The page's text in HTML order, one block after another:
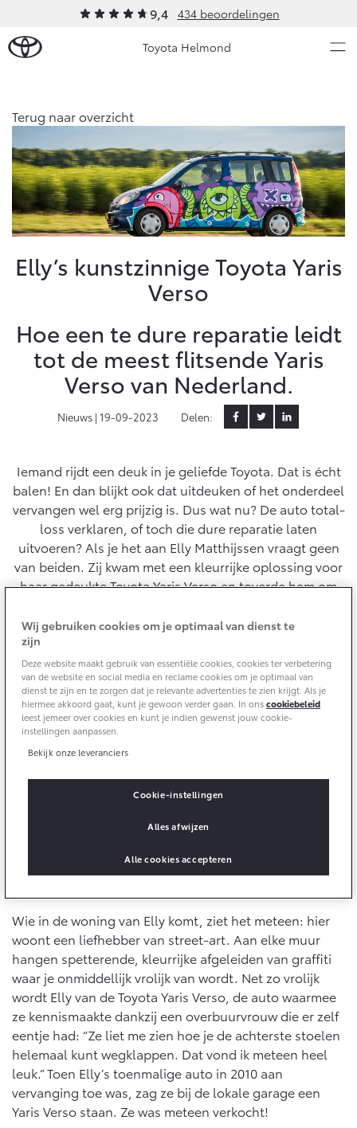
9,4 434 beoordelingen
Toyota Helmond
Ons bedrijf
Ons bedrijf
Contact en Route
Vacatures
Klantbeoordelingen
Modellen
Aygo X
HYBRIDE
Vanaf € 23.750,-
Yaris
HYBRIDE
Vanaf € 27.195,-
Yaris Cross
Vanaf € 31.895,-
Urban Cruiser
Vanaf € 32.995,-
Corolla Hatchback
HYBRIDE
Vanaf € 33.495,-
Corolla Touring Sports
HYBRIDE
Vanaf € 35.495,-
Corolla Cross
Vanaf € 39.995,-
HYBRIDE
Vanaf € 36.495,-
Toyota C-HR+
Vanaf € 37.995,-
RAV4
Vanaf € 49.995,-
bZ4X
bZ4X Touring
Occasions
Service & Onderhoud
Werkplaatsafspraak
Onderhoud op Maat
Airco check
Vakantiecheck
Hybride Zekerheid Controle
Toyota handleidingen
Toyota Service Informatie (SIL)
Toyota Pechhulp
Schade & Glasherstel
10 jaar Toyota garantie
10 jaar batterijgarantie
Toyota fabrieksgarantie
Onderdelen & Accessoires
Connected
Connected Services
MyToyota login
MyToyota App
Abonnementen
Multimedia
Connected check
Navigatie updates
Diensten
Bereken je maandbedrag
Private Lease voor ZZP
Financieren
Toyota Betaalplan
Oplaadservice
Thuislaadpakketten
Laadpas
Energie en slim laden
Toyota Autoverzekering
Toyota voor de zaak
Leaserijder
ZZP
Wagenparkbeheer
Leasen
Financial Lease
Operational Lease
Bedrijfswagens
Bedrijfswagens op maat
Contact en Route
Schade melden
Bekijk de verwachte modellen
Terug naar overzicht
Elly’s kunstzinnige Toyota Yaris
Verso
Hoe een te dure reparatie leidt
tot de meest flitsende Yaris
Verso van Nederland.
Nieuws | 19-09-2023 Delen:
Iemand rijdt een deuk in je geliefde Toyota. Dat is écht
balen! En dan blijkt ook dat uitdeuken of het onderdeel
vervangen wel erg prijzig is. Dus wat nu? De auto total-
loss verklaren, of toch die dure reparatie laten
uitvoeren? Als je het aan Elly Matthijssen vraagt geen
van beiden. Zij kwam met een kleurrijke oplossing voor
haar gedeukte Toyota Yaris Verso en toverde hem om
Kunstliefhebber
Wie in de woning van Elly komt, ziet het meteen: hier
woont een liefhebber van street-art. Aan elke muur
hangen spetterende, kleurrijke afgeleiden van graffiti
waar je onmiddellijk vrolijk van wordt. Net zo vrolijk
wordt Elly van de Toyota Yaris Verso, de auto waarmee
ze kennismaakte dankzij een overbuurvrouw die er zelf
eentje had: “Ze liet me zien hoe je de achterste stoelen
helemaal kunt wegklappen. Dat vond ik meteen heel
leuk.” Toen Elly’s toenmalige auto in 2010 aan
vervanging toe was, zag ze bij de lokale garage een
Yaris Verso staan. Ze was meteen verkocht!
Wij gebruiken cookies om je optimaal van dienst te
zijn
Deze website maakt gebruik van essentiële cookies, cookies ter verbetering
van de website en social media en reclame cookies om je optimaal van
dienst te zijn en te zorgen dat je relevante advertenties te zien krijgt. Als je
hiermee akkoord gaat, kunt je gewoon verder gaan. In onscookiebeleid
leest jemeer over cookies en kunt je indien gewenst jouw cookie-
instellingen aanpassen.
Bekijk onze leveranciers
Cookie-instellingen
Alles afwijzen
Alle cookies accepteren